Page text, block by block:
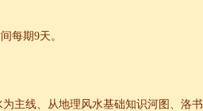
每期9天。
主线、从地理风水基础知识河图、洛书